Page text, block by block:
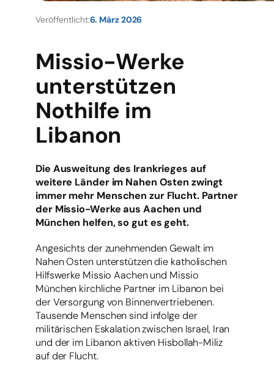
Veröffentlicht:6. März 2026
Missio-Werke
unterstützen
Nothilfe im
Libanon
Die Ausweitung des Irankrieges auf
weitere Länder im Nahen Osten zwingt
immer mehr Menschen zur Flucht. Partner
der Missio-Werke aus Aachen und
München helfen, so gut es geht.
Angesichts der zunehmenden Gewalt im
Nahen Osten unterstützen die katholischen
Hilfswerke Missio Aachen und Missio
München kirchliche Partner im Libanon bei
der Versorgung von Binnenvertriebenen.
Tausende Menschen sind infolge der
militärischen Eskalation zwischen Israel, Iran
und der im Libanon aktiven Hisbollah-Miliz
auf der Flucht.